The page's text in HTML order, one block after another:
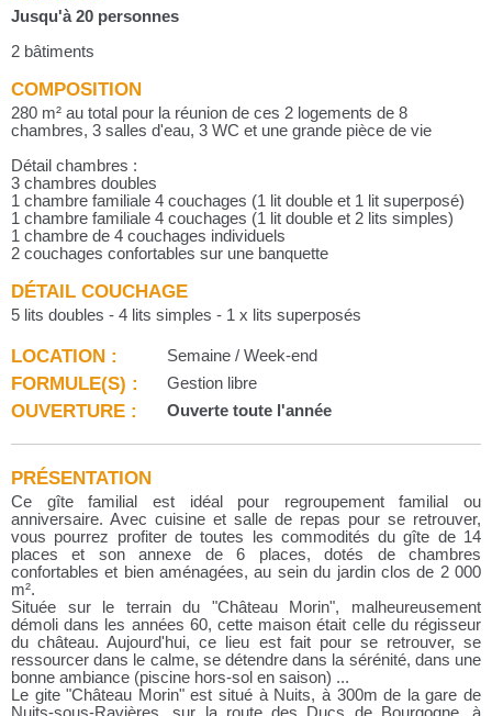
Jusqu'à 20 personnes
2 bâtiments
COMPOSITION
280 m² au total pour la réunion de ces 2 logements de 8
chambres, 3 salles d'eau, 3 WC et une grande pièce de vie
Détail chambres :
3 chambres doubles
1 chambre familiale 4 couchages (1 lit double et 1 lit superposé)
1 chambre familiale 4 couchages (1 lit double et 2 lits simples)
1 chambre de 4 couchages individuels
2 couchages confortables sur une banquette
DÉTAIL COUCHAGE
5 lits doubles - 4 lits simples - 1 x lits superposés
LOCATION : Semaine / Week-end
FORMULE(S) : Gestion libre
OUVERTURE : Ouverte toute l'année
PRÉSENTATION
Ce gîte familial est idéal pour regroupement familial ou
anniversaire. Avec cuisine et salle de repas pour se retrouver,
vous pourrez profiter de toutes les commodités du gîte de 14
places et son annexe de 6 places, dotés de chambres
confortables et bien aménagées, au sein du jardin clos de 2 000
m².
Située sur le terrain du "Château Morin", malheureusement
démoli dans les années 60, cette maison était celle du régisseur
du château. Aujourd'hui, ce lieu est fait pour se retrouver, se
ressourcer dans le calme, se détendre dans la sérénité, dans une
bonne ambiance (piscine hors-sol en saison) ...
Le gite "Château Morin" est situé à Nuits, à 300m de la gare de
Nuits-sous-Ravières, sur la route des Ducs de Bourgogne, à